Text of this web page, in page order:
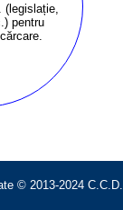
(legislație,
pentru
© 2013-2024 C.C.D.